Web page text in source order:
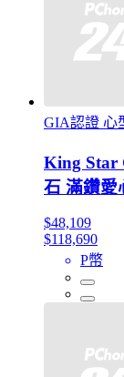
GIA認證 心
King Star
石 滿鑽愛
$48,109
$118,690
P幣